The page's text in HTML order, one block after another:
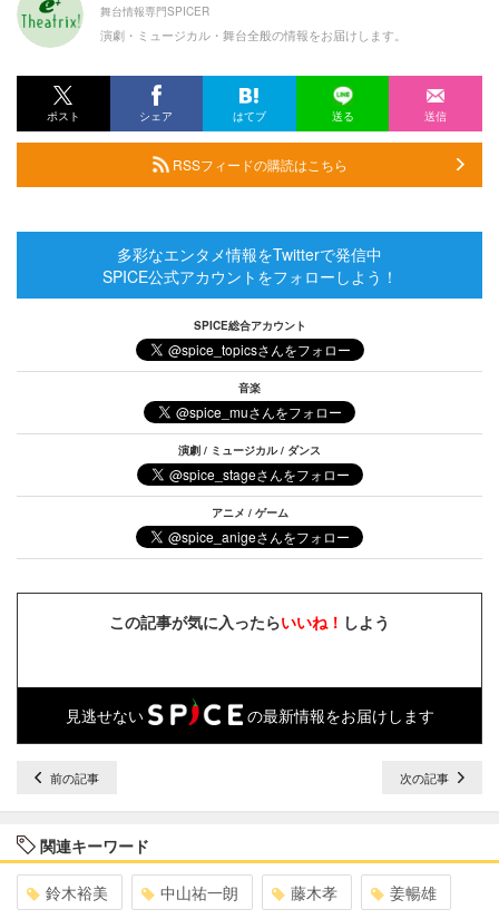
舞台情報専門SPICER
演劇・ミュージカル・舞台全般の情報をお届けします。
ポスト シェア はてブ 送る 送信
RSSフィードの購読はこちら
多彩なエンタメ情報をTwitterで発信中
SPICE公式アカウントをフォローしよう！
SPICE総合アカウント
音楽
演劇 / ミュージカル / ダンス
アニメ / ゲーム
この記事が気に入ったらいいね！ しよう
見逃せない の最新情報をお届けします
前の記事 次の記事
関連キーワード
鈴木裕美 中山祐一朗 藤木孝 姜暢雄